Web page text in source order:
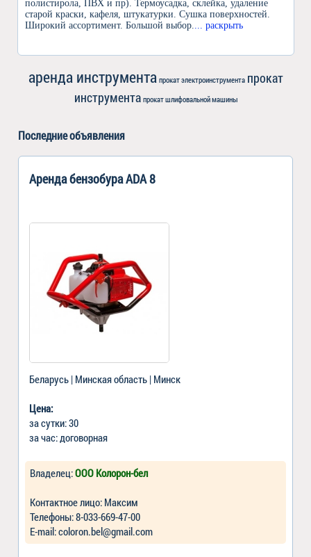
полистирола, ПВХ и пр). Термоусадка, склейка, удаление
старой краски, кафеля, штукатурки. Сушка поверхностей.
Широкий ассортимент. Большой выбор.
... раскрыть
аренда инструмента прокат электроинструмента прокат
инструмента прокат шлифовальной машины
Последние объявления
Аренда бензобура ADA 8
Беларусь | Минская область | Минск
Цена:
за сутки: 30
за час: договорная
Владелец:ООО Колорон-бел
Контактное лицо: Максим
Телефоны: 8-033-669-47-00
Е-mail: coloron.bel@gmail.com